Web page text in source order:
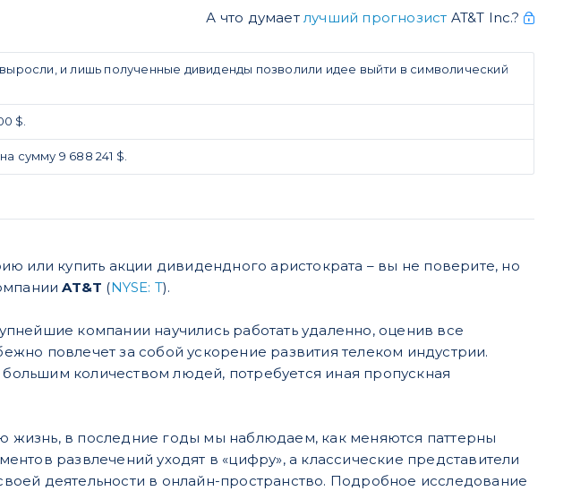
А что думает лучший прогнозист AT&T Inc.?
выросли, и лишь полученные дивиденды позволили идее выйти в символический
$.
сумму 9 688 241 $.
или купить акции дивидендного аристократа – вы не поверите, но
AT&T (NYSE: T).
компании научились работать удаленно, оценив все
повлечет за собой ускорение развития телеком индустрии.
количеством людей, потребуется иная пропускная
в последние годы мы наблюдаем, как меняются паттерны
развлечений уходят в «цифру», а классические представители
деятельности в онлайн-пространство. Подробное исследование